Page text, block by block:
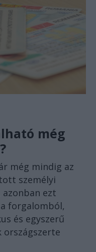
még
még mindig az
személyi
azonban ezt
forgalomból,
és egyszerű
országszerte